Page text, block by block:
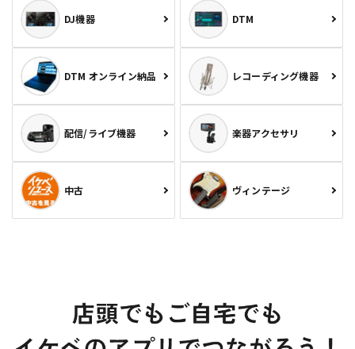
DJ機器 DTM
DTM オンライン納品 レコーディング機器
配信/ライブ機器 楽器アクセサリ
中古 ヴィンテージ